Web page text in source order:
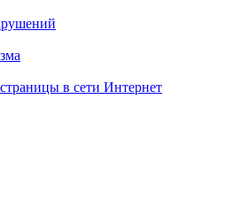
в сети Интернет